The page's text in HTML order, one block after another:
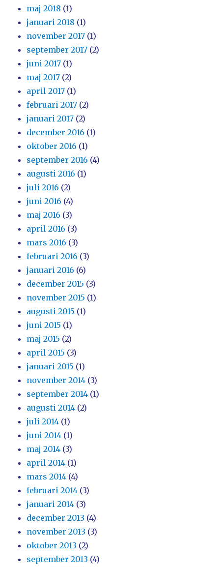
maj 2018 (1)
januari 2018 (1)
november 2017 (1)
september 2017 (2)
juni 2017 (1)
maj 2017 (2)
april 2017 (1)
februari 2017 (2)
januari 2017 (2)
december 2016 (1)
oktober 2016 (1)
september 2016 (4)
augusti 2016 (1)
juli 2016 (2)
juni 2016 (4)
maj 2016 (3)
april 2016 (3)
mars 2016 (3)
februari 2016 (3)
januari 2016 (6)
december 2015 (3)
november 2015 (1)
augusti 2015 (1)
juni 2015 (1)
maj 2015 (2)
april 2015 (3)
januari 2015 (1)
november 2014 (3)
september 2014 (1)
augusti 2014 (2)
juli 2014 (1)
juni 2014 (1)
maj 2014 (3)
april 2014 (1)
mars 2014 (4)
februari 2014 (3)
januari 2014 (3)
december 2013 (4)
november 2013 (3)
oktober 2013 (2)
september 2013 (4)